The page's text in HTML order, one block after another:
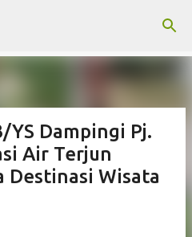
YS Dampingi Pj.
Air Terjun
Destinasi Wisata